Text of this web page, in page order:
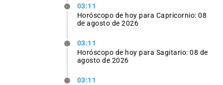
03:11
Horóscopo de hoy para Capricornio: 08
de agosto de 2026
03:11
Horóscopo de hoy para Sagitario: 08 de
agosto de 2026
03:11